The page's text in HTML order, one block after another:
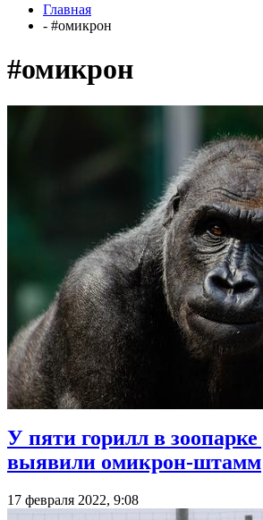
Главная
- #омикрон
#омикрон
У пяти горилл в
выявили омикрон-штамм
17 февраля 2022, 9:08